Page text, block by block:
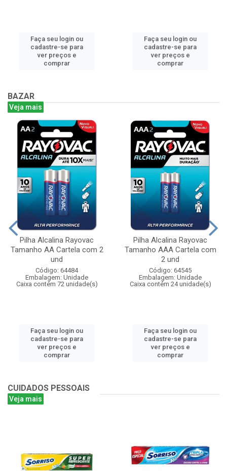
Faça seu login ou
cadastre-se para
ver preços e
comprar
Faça seu login ou
cadastre-se para
ver preços e
comprar
BAZAR
Veja mais
Pilha Alcalina Rayovac
Tamanho AA Cartela com 2
und
Código: 64484
Embalagem: Unidade
Caixa contém 72 unidade(s)
Faça seu login ou
cadastre-se para
ver preços e
comprar
Pilha Alcalina Rayovac
Tamanho AAA Cartela com
2 und
Código: 64545
Embalagem: Unidade
Caixa contém 24 unidade(s)
Faça seu login ou
cadastre-se para
ver preços e
comprar
CUIDADOS PESSOAIS
Veja mais